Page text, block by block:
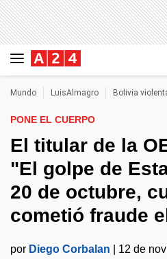
Mundo LuisAlmagro Bolivia
PONE EL CUERPO
El titular de la
"El golpe de
20 de octubre,
cometió fraude
por Diego Corbalan 12 de